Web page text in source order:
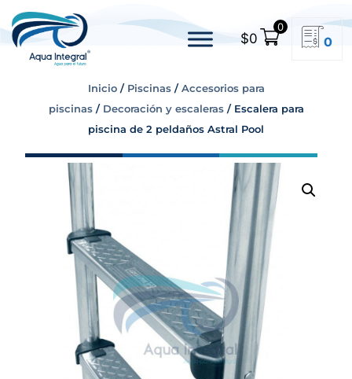
$0
0
0
Inicio/ Piscinas/Accesorios para
piscinas/ Decoración y escaleras/ Escalera para
piscina de 2 peldaños Astral Pool